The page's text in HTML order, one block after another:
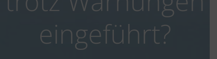
eingeführt?